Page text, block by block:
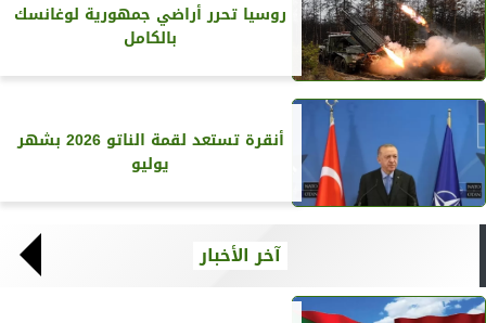
روسيا تحرر أراضي جمهورية لوغانسك
بالكامل
أنقرة تستعد لقمة الناتو 2026 بشهر
يوليو
آخر الأخبار